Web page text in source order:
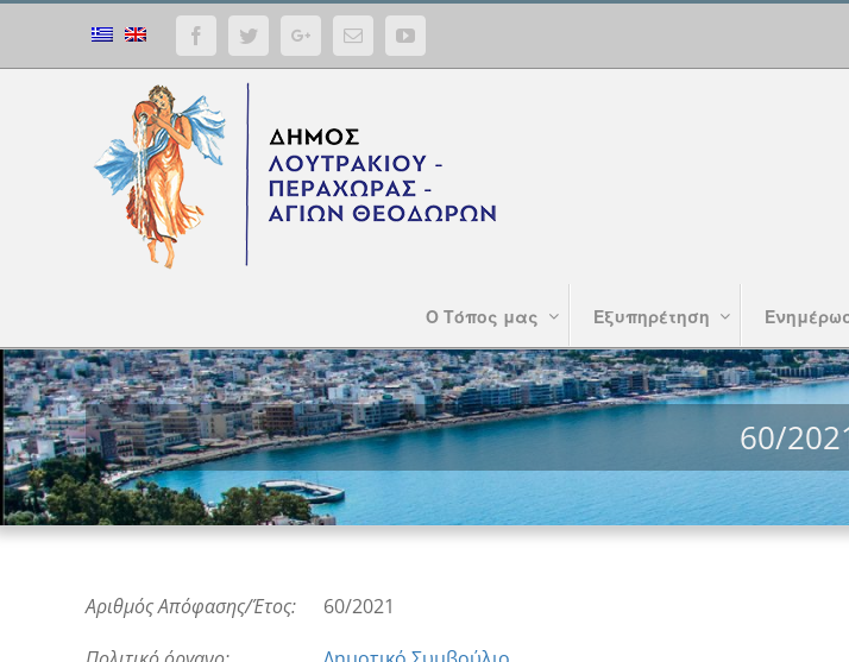
FacebookTwitterGoogle+Email YouTube
Ο Τόπος μας Εξυπηρέτηση
60/
Αριθμός Απόφασης/Έτος:
60/2021